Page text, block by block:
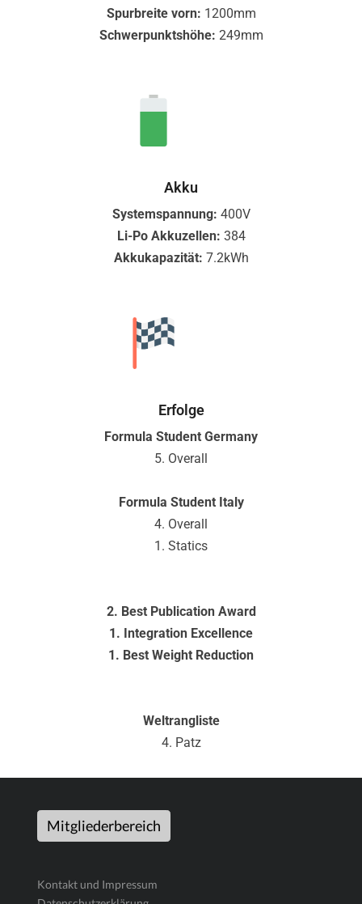
Spurbreite vorn: 1200mm
Schwerpunktshöhe: 249mm
Akku
Systemspannung: 400V
Li-Po Akkuzellen: 384
Akkukapazität: 7.2kWh
Erfolge
Formula Student Germany
5. Overall
Formula Student Italy
4. Overall
1. Statics
2. Best Publication Award
1. Integration Excellence
1. Best Weight Reduction
Weltrangliste
4. Patz
Mitgliederbereich
Kontakt und Impressum